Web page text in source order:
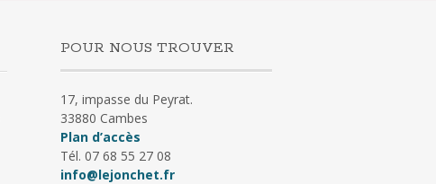
POUR NOUS TROUVER
17, impasse du Peyrat.
33880 Cambes
Plan d’accès
Tél. 07 68 55 27 08
info@lejonchet.fr